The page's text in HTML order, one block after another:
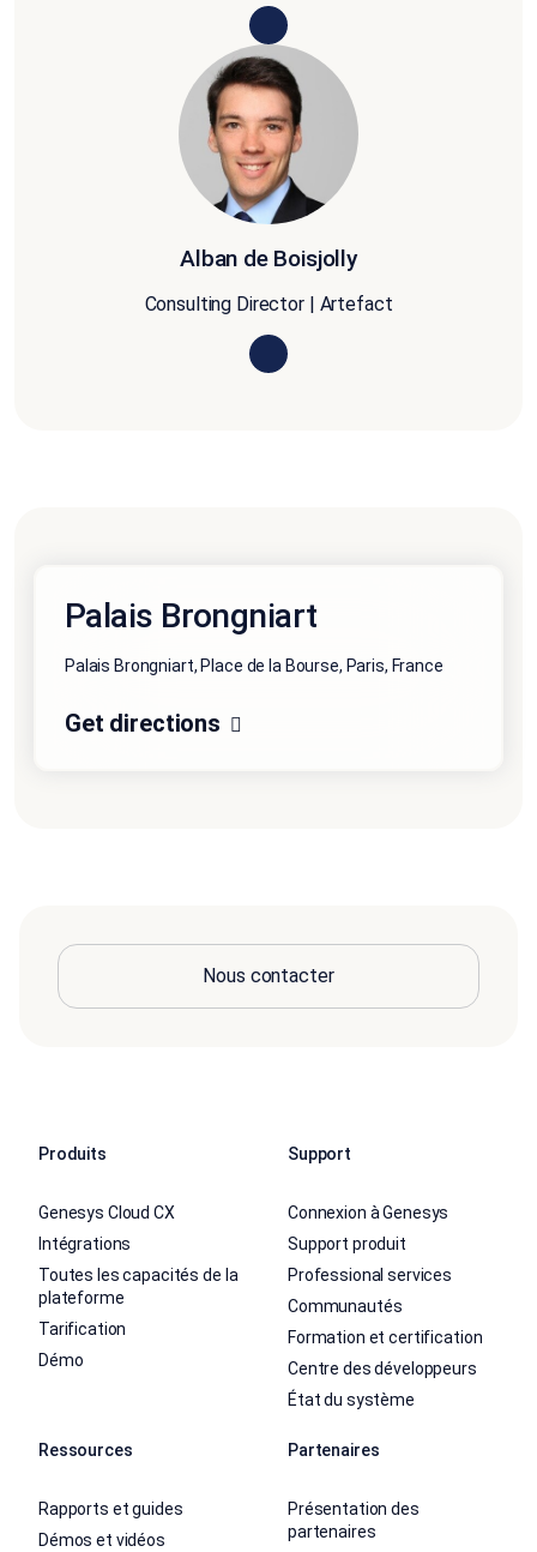
Alban de Boisjolly
Consulting Director | Artefact
Palais Brongniart
Palais Brongniart, Place de la Bourse, Paris, France
Get directions
Nous contacter
Produits
Genesys Cloud CX
Intégrations
Toutes les capacités de la
plateforme
Tarification
Démo
Support
Connexion à Genesys
Support produit
Professional services
Communautés
Formation et certification
Centre des développeurs
État du système
Ressources
Rapports et guides
Démos et vidéos
Partenaires
Présentation des
partenaires